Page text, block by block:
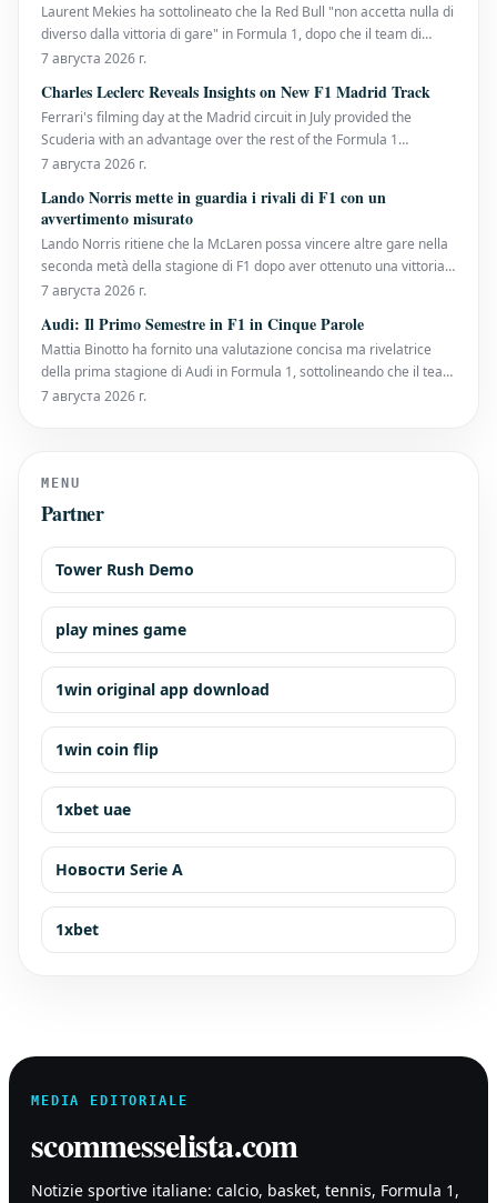
Laurent Mekies ha sottolineato che la Red Bull "non accetta nulla di
diverso dalla vittoria di gare" in Formula 1, dopo che il team di
Milton Keynes ha affrontato una prima metà di stagione senza
arriva alla pausa estiva senza
7 августа 2026 г.
Charles Leclerc Reveals Insights on New F1 Madrid Track
Ferrari's filming day at the Madrid circuit in July provided the
Scuderia with an advantage over the rest of the Formula 1
paddock. Charles Leclerc, a nine-time Grand Prix winner, has now
Grand Prix in September. Alongside Lew
7 августа 2026 г.
Lando Norris mette in guardia i rivali di F1 con un
avvertimento misurato
Lando Norris ritiene che la McLaren possa vincere altre gare nella
seconda metà della stagione di F1 dopo aver ottenuto una vittoria
dominante al Gran Premio d'Ungheria, il suo primo trionfo della
del titolo impegnativa finora
7 августа 2026 г.
Audi: Il Primo Semestre in F1 in Cinque Parole
Mattia Binotto ha fornito una valutazione concisa ma rivelatrice
della prima stagione di Audi in Formula 1, sottolineando che il team
sta costruendo solide fondamenta nonostante un inizio di
7 августа 2026 г.
MENU
Partner
Tower Rush Demo
play mines game
1win original app download
1win coin flip
1xbet uae
Новости Serie A
1xbet
MEDIA EDITORIALE
scommesselista.com
Notizie sportive italiane: calcio, basket, tennis, Formula 1,